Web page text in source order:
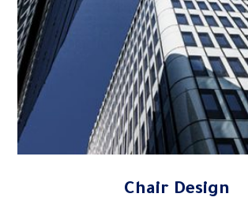
Chair Design